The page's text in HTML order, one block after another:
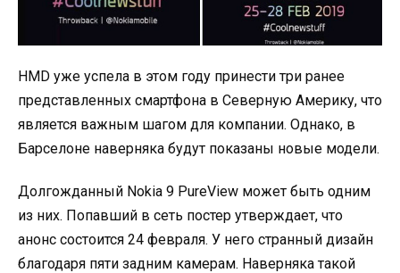
HMD уже успела в этом году принести три ранее
представленных смартфона в Северную Америку, что
является важным шагом для компании. Однако, в
Барселоне наверняка будут показаны новые модели.
Долгожданный Nokia 9 PureView может быть одним
из них. Попавший в сеть постер утверждает, что
анонс состоится 24 февраля. У него странный дизайн
благодаря пяти задним камерам. Наверняка такой